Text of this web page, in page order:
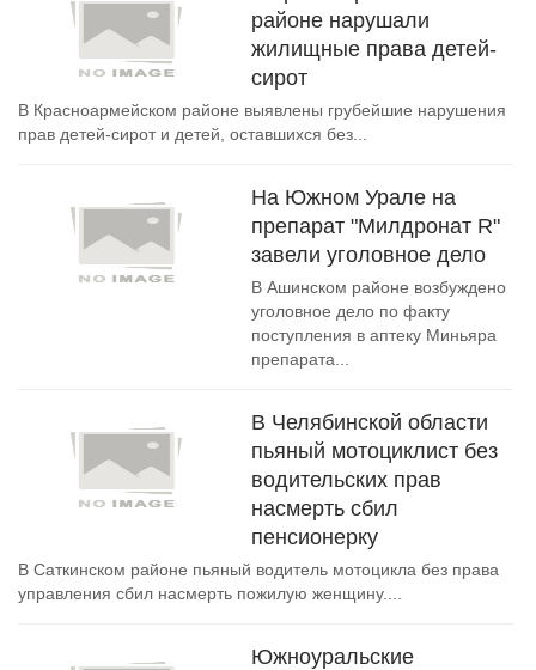
районе нарушали
жилищные права детей-
сирот
В Красноармейском районе выявлены грубейшие нарушения
прав детей-сирот и детей, оставшихся без...
На Южном Урале на
препарат "Милдронат R"
завели уголовное дело
В Ашинском районе возбуждено
уголовное дело по факту
поступления в аптеку Миньяра
препарата...
В Челябинской области
пьяный мотоциклист без
водительских прав
насмерть сбил
пенсионерку
В Саткинском районе пьяный водитель мотоцикла без права
управления сбил насмерть пожилую женщину....
Южноуральские